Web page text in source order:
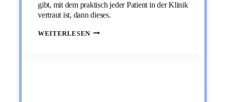
gibt, mit dem praktisch jeder Patient in der Klinik
vertraut ist, dann dieses.
WEITERLESENERKLÄR